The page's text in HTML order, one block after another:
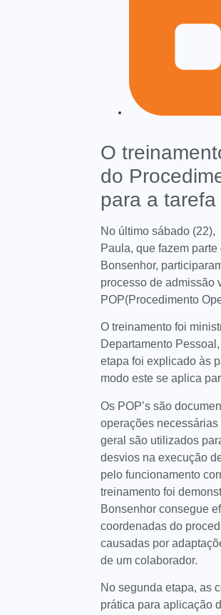
O
do
para a
No último sábado
Paula, que fazem
Bonsenhor,
processo de admissão
POP(Procedimento
O treinamento foi
Departamento
etapa foi explicado às
modo este se aplica
Os POP’s são
operações
geral são utilizados
desvios na execução
pelo funcionamento
treinamento foi
Bonsenhor consegue
coordenadas do
causadas por
de um colaborador.
No segunda etapa, as
prática para aplicação